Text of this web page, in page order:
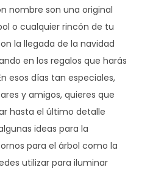
nombre son una original
o cualquier rincón de tu
la llegada de la navidad
en los regalos que harás
esos días tan especiales,
y amigos, quieres que
hasta el último detalle
ideas para la
para el árbol como la
utilizar para iluminar